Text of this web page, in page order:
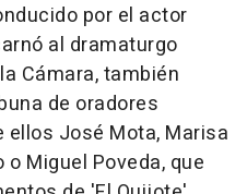
por el actor
al dramaturgo
Cámara, también
de oradores
José Mota, Marisa
Miguel Poveda, que